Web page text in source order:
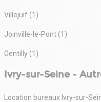
Villejuif (1)
Joinville-le-Pont (1)
Gentilly (1)
Ivry-sur-Seine -
Location bureaux Ivry-sur-